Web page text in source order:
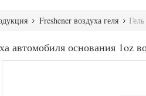
Freshener воздуха геля
автомобиля основания 1oz